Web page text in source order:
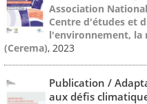
Association
Centre d'études et
l'environnement, la
(Cerema), 2023
Publication /
aux défis